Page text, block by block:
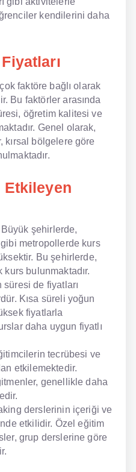
kendilerini daha
faktöre bağlı olarak
Bu faktörler arasında
öğretim kalitesi ve
Genel olarak,
kırsal bölgelere göre
Etkileyen
şehirlerde,
metropollerde kurs
Bu şehirlerde,
bulunmaktadır.
de fiyatları
Kısa süreli yoğun
fiyatlarla
daha uygun fiyatlı
tecrübesi ve
etkilemektedir.
genellikle daha
derslerinin içeriği ve
etkilidir. Özel eğitim
grup derslerine göre